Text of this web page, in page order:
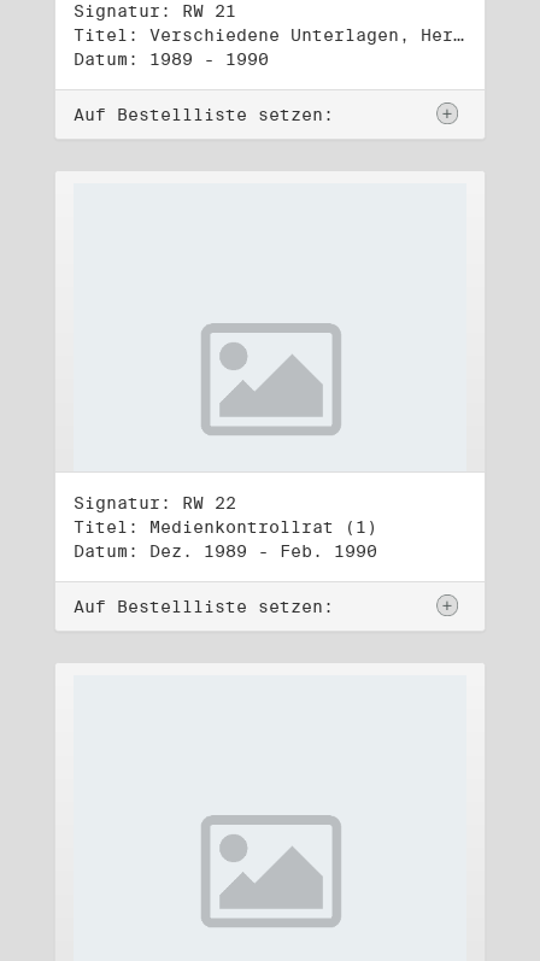
Signatur: RW 21
Titel: Verschiedene Unterlagen, Herbst 1989 bis Herbst 1990
Datum: 1989 - 1990
Auf Bestellliste setzen:
Signatur: RW 22
Titel: Medienkontrollrat (1)
Datum: Dez. 1989 - Feb. 1990
Auf Bestellliste setzen: